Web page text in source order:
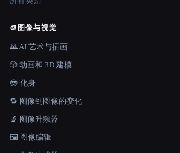
🎨 图像与视觉
🌄 AI 艺术与插画
🎲 动画和 3D 建模
😎 化身
🔁 图像到图像的变化
🔬 图像升频器
🖼️ 图像编辑